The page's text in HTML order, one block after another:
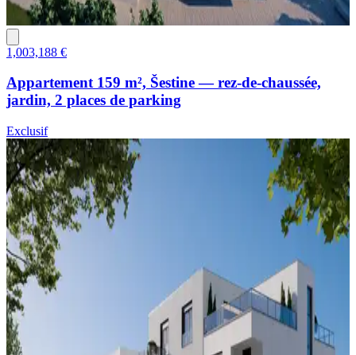
1,003,188 €
Appartement 159 m², Šestine — rez-de-chaussée,
jardin, 2 places de parking
Exclusif